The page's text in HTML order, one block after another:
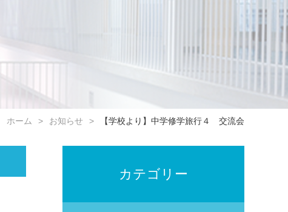
ホーム お知らせ 【学校より】中学修学旅行４ 交流会
カテゴリー